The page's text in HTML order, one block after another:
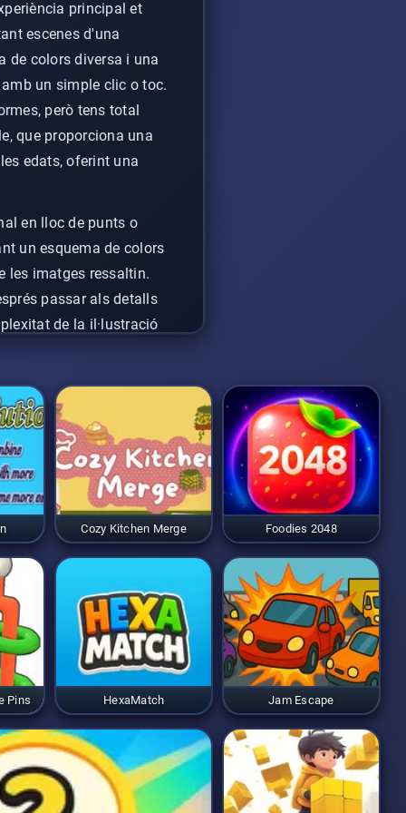
principal et
escenes d'una
de colors diversa i una
un simple clic o toc.
però tens total
que proporciona una
edats, oferint una
en lloc de punts o
un esquema de colors
les imatges ressaltin.
passar als detalls
de la il·lustració
convertint-lo
de les línies com si crees
per pintar de la
Gaudeix d'hores
Cozy Kitchen Merge Foodies 2048
Pins HexaMatch Jam Escape